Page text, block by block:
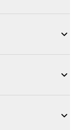


